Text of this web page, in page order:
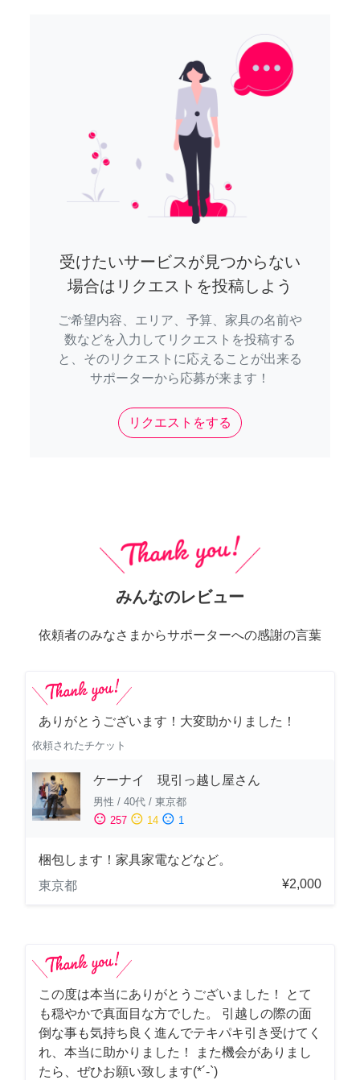
受けたいサービスが見つからない
場合はリクエストを投稿しよう
ご希望内容、エリア、予算、家具の名前や
数などを入力してリクエストを投稿する
と、そのリクエストに応えることが出来る
サポーターから応募が来ます！
リクエストをする
みんなのレビュー
依頼者のみなさまからサポーターへの感謝の言葉
ありがとうございます！大変助かりました！
依頼されたチケット
ケーナイ 現引っ越し屋さん
男性 / 40代 / 東京都
sentiment_satisfied 257 sentiment_neutral 14 sentiment_dissatisfied 1
梱包します！家具家電などなど。
東京都
¥2,000
この度は本当にありがとうございました！ とて
も穏やかで真面目な方でした。 引越しの際の面
倒な事も気持ち良く進んでテキパキ引き受けてく
れ、本当に助かりました！ また機会がありまし
たら、ぜひお願い致します(*´-`)